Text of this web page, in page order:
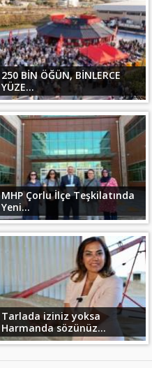
250 BİN ÖĞÜN, BİNLERCE
YÜZE...
MHP Çorlu İlçe Teşkilatında
Yeni...
Tarlada iziniz yoksa
Harmanda sözünüz...